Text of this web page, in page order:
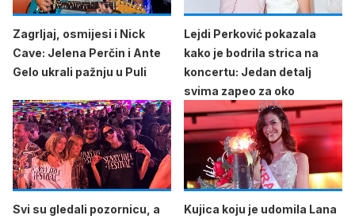
Zagrljaj, osmijesi i Nick
Cave: Jelena Perčin i Ante
Gelo ukrali pažnju u Puli
Lejdi Perković pokazala
kako je bodrila strica na
koncertu: Jedan detalj
svima zapeo za oko
Svi su gledali pozornicu, a
Kujica koju je udomila Lana